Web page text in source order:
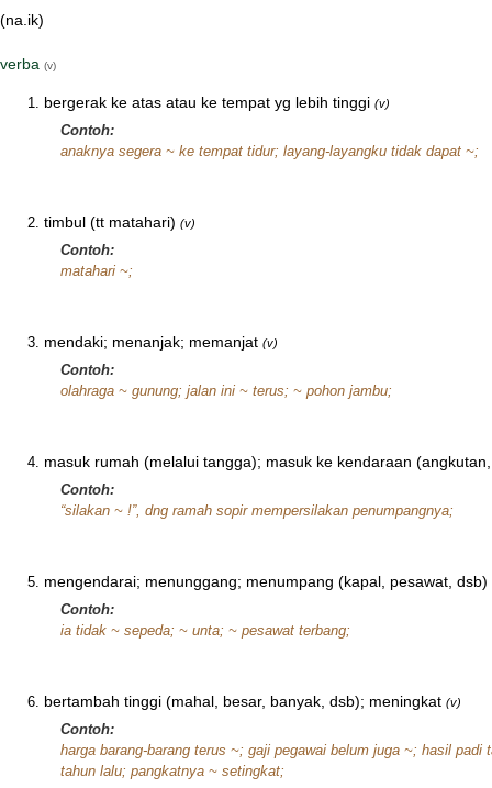
(na.ik)
verba (v)
bergerak ke atas atau ke tempat yg lebih tinggi (v)
Contoh:
anaknya segera ~ ke tempat tidur; layang-layangku tidak dapat ~;
timbul (tt matahari) (v)
Contoh:
matahari ~;
mendaki; menanjak; memanjat (v)
Contoh:
olahraga ~ gunung; jalan ini ~ terus; ~ pohon jambu;
masuk rumah (melalui tangga); masuk ke kendaraan
Contoh:
“silakan ~ !”, dng ramah sopir mempersilakan penumpangnya;
mengendarai; menunggang; menumpang (kapal, pesawat, dsb)
Contoh:
ia tidak ~ sepeda; ~ unta; ~ pesawat terbang;
bertambah tinggi (mahal, besar, banyak, dsb); meningkat (v)
Contoh:
harga barang-barang terus ~; gaji pegawai belum juga ~; hasil padi
tahun lalu; pangkatnya ~ setingkat;